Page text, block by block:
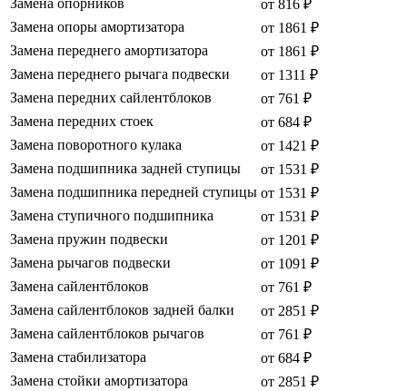
Замена опорников
от 816 ₽
Замена опоры амортизатора
от 1861 ₽
Замена переднего амортизатора
от 1861 ₽
Замена переднего рычага подвески
от 1311 ₽
Замена передних сайлентблоков
от 761 ₽
Замена передних стоек
от 684 ₽
Замена поворотного кулака
от 1421 ₽
Замена подшипника задней ступицы
от 1531 ₽
Замена подшипника передней ступицы от 1531 ₽
Замена ступичного подшипника
от 1531 ₽
Замена пружин подвески
от 1201 ₽
Замена рычагов подвески
от 1091 ₽
Замена сайлентблоков
от 761 ₽
Замена сайлентблоков задней балки
от 2851 ₽
Замена сайлентблоков рычагов
от 761 ₽
Замена стабилизатора
от 684 ₽
Замена стойки амортизатора
от 2851 ₽